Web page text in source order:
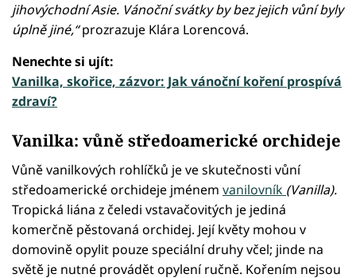
jihovýchodní Asie. Vánoční svátky by bez jejich vůní byly
úplně jiné,“prozrazuje Klára Lorencová.
Nenechte si ujít:
Vanilka, skořice, zázvor: Jak vánoční koření prospívá
zdraví?
Vanilka: vůně středoamerické orchideje
Vůně vanilkových rohlíčků je ve skutečnosti vůní
středoamerické orchideje jménem vanilovník (Vanilla).
Tropická liána z čeledi vstavačovitých je jediná
komerčně pěstovaná orchidej. Její květy mohou v
domovině opylit pouze speciální druhy včel; jinde na
světě je nutné provádět opylení ručně. Kořením nejsou